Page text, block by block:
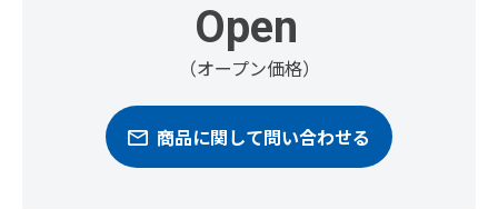
Open
（オープン価格）
商品に関して問い合わせる